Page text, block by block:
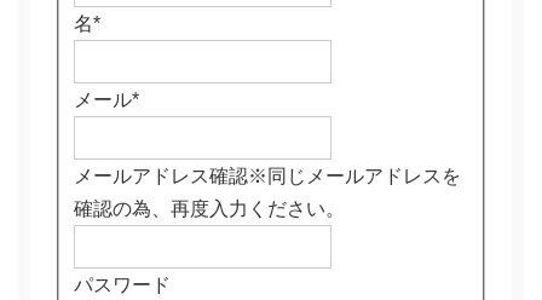
名*
メール*
メールアドレス確認※同じメールアドレスを
確認の為、再度入力ください。
パスワード